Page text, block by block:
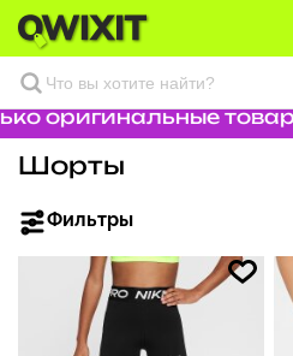
оригинальные товары
Шорты
Фильтры